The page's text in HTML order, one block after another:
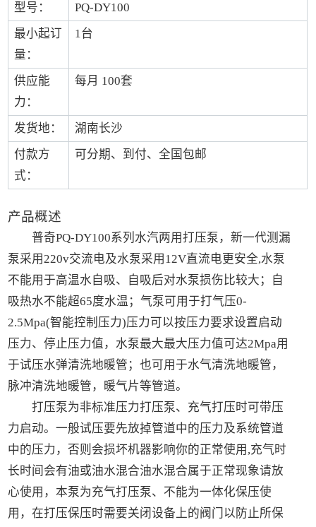
型号：
PQ-DY100
最小起订
量：
1台
供应能
力：
每月 100套
发货地：
湖南长沙
付款方
式：
可分期、到付、全国包邮
产品概述
普奇PQ-DY100系列水汽两用打压泵，新一代测漏
泵采用220v交流电及水泵采用12V直流电更安全,水泵
不能用于高温水自吸、自吸后对水泵损伤比较大；自
吸热水不能超65度水温；气泵可用于打气压0-
2.5Mpa(智能控制压力)压力可以按压力要求设置启动
压力、停止压力值，水泵最大最大压力值可达2Mpa用
于试压水弹清洗地暖管；也可用于水气清洗地暖管，
脉冲清洗地暖管，暖气片等管道。
打压泵为非标准压力打压泵、充气打压时可带压
力启动。一般试压要先放掉管道中的压力及系统管道
中的压力，否则会损坏机器影响你的正常使用,充气时
长时间会有油或油水混合油水混合属于正常现象请放
心使用，本泵为充气打压泵、不能为一体化保压使
用，在打压保压时需要关闭设备上的阀门以防止所保